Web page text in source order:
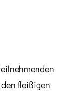
fleißigen